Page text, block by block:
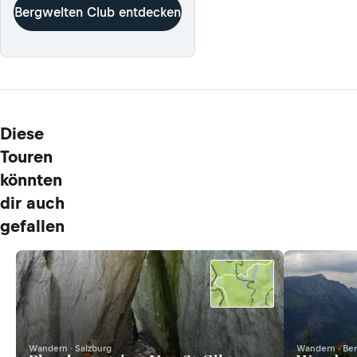
Bergwelten Club entdecken
Diese
Touren
könnten
dir auch
gefallen
Wandern · Salzburg Wandern ·